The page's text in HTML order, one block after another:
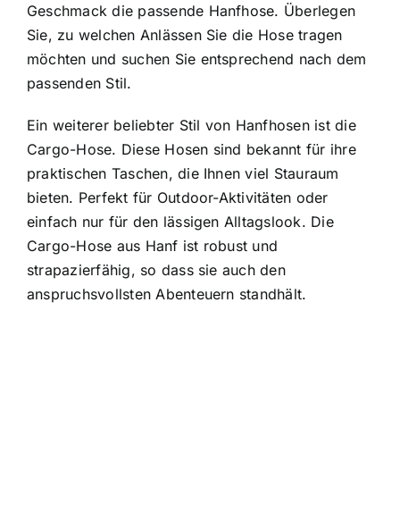
Geschmack die passende Hanfhose. Überlegen
Sie, zu welchen Anlässen Sie die Hose tragen
möchten und suchen Sie entsprechend nach dem
passenden Stil.
Ein weiterer beliebter Stil von Hanfhosen ist die
Cargo-Hose. Diese Hosen sind bekannt für ihre
praktischen Taschen, die Ihnen viel Stauraum
bieten. Perfekt für Outdoor-Aktivitäten oder
einfach nur für den lässigen Alltagslook. Die
Cargo-Hose aus Hanf ist robust und
strapazierfähig, so dass sie auch den
anspruchsvollsten Abenteuern standhält.